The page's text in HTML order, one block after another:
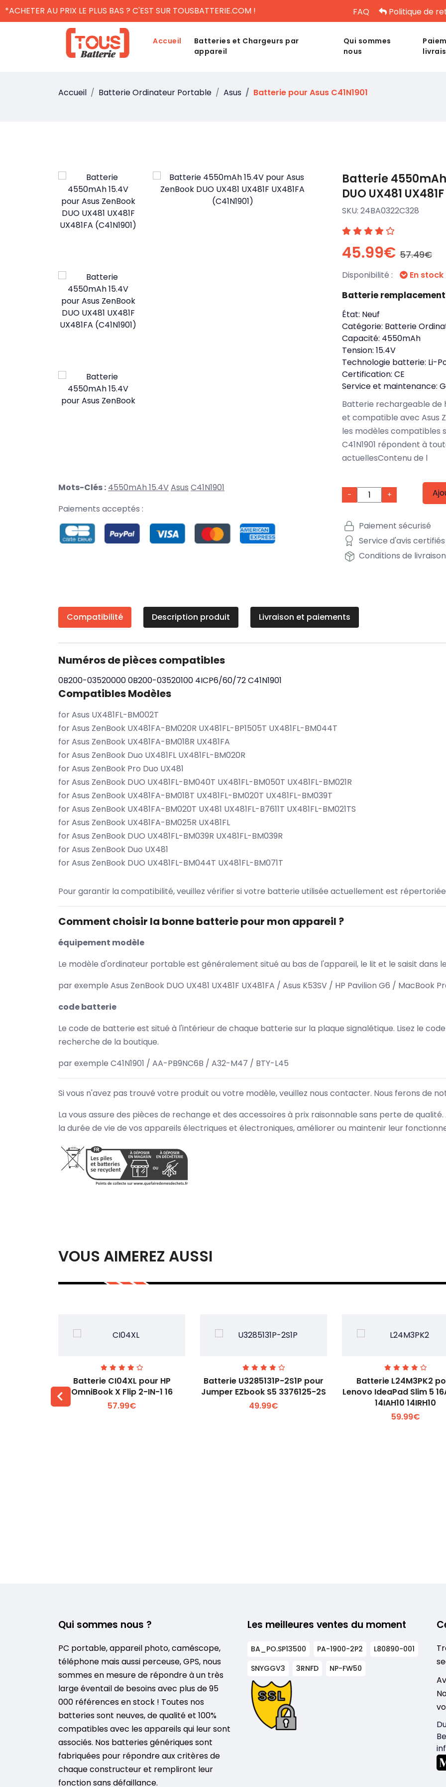
*ACHETER AU PRIX LE PLUS BAS ? C'EST SUR TOUSBATTERIE.COM ! FAQ Politique de
Accueil
Batteries et Chargeurs par
appareil
Qui sommes
nous
Accueil Batterie Ordinateur Portable Asus Batterie pour Asus C41N1901
Mots-Clés : 4550mAh 15.4VAsus C41N1901
Paiements acceptés :
Batterie 4550mAh
DUO UX481
SKU: 24BA0322C328
45.99€ 57.49€
Disponibilité : En stock
Batterie remplacement
État: Neuf
Catégorie: Batterie
Capacité: 4550mAh
Tension: 15.4V
Technologie batterie: Li-
Certification: CE
Service et maintenance:
Batterie rechargeable de
et compatible avec Asus
les modèles compatibles
C41N1901 répondent à
actuellesContenu de l
- +
Paiement sécurisé
Service d'avis certifiés
Conditions de
Compatibilité Description produit Livraison et paiements
Numéros de pièces compatibles
0B200-035200000B200-03520100 4ICP6/60/72C41N1901
Compatibles Modèles
for Asus UX481FL-BM002T
for Asus ZenBook UX481FA-BM020R UX481FL-BP1505T UX481FL-BM044T
for Asus ZenBook UX481FA-BM018R UX481FA
for Asus ZenBook Duo UX481FL UX481FL-BM020R
for Asus ZenBook Pro Duo UX481
for Asus ZenBook DUO UX481FL-BM040T UX481FL-BM050T UX481FL-BM021R
for Asus ZenBook UX481FA-BM018T UX481FL-BM020T UX481FL-BM039T
for Asus ZenBook UX481FA-BM020T UX481 UX481FL-B7611T UX481FL-BM021TS
for Asus ZenBook UX481FA-BM025R UX481FL
for Asus ZenBook DUO UX481FL-BM039R UX481FL-BM039R
for Asus ZenBook Duo UX481
for Asus ZenBook DUO UX481FL-BM044T UX481FL-BM071T
Pour garantir la compatibilité, veuillez vérifier si votre batterie utilisée actuellement est
Comment choisir la bonne batterie pour mon appareil ?
équipement modèle
Le modèle d'ordinateur portable est généralement situé au bas de l'appareil, le lit et le saisit dans
par exemple Asus ZenBook DUO UX481 UX481F UX481FA / Asus K53SV / HP Pavilion G6 / MacBook
code batterie
Le code de batterie est situé à l'intérieur de chaque batterie sur la plaque signalétique. Lisez le
recherche de la boutique.
par exemple C41N1901 / AA-PB9NC6B / A32-M47 / BTY-L45
Si vous n'avez pas trouvé votre produit ou votre modèle, veuillez nous contacter. Nous ferons de
La vous assure des pièces de rechange et des accessoires à prix raisonnable sans perte de
la durée de vie de vos appareils électriques et électroniques, améliorer ou maintenir leur
VOUS AIMEREZ AUSSI
Voir plus +
Batterie CI04XL pour HP
OmniBook X Flip 2-IN-1 16
57.99€
Voir plus +
Batterie U3285131P-2S1P pour
Jumper EZbook S5 3376125-2S
49.99€
Voir plus +
Batterie L24M3PK2
Lenovo IdeaPad Slim 5
14IAH10 14IRH10
59.99€
Qui sommes nous ?
PC portable, appareil photo, caméscope,
téléphone mais aussi perceuse, GPS, nous
sommes en mesure de répondre à un très
large éventail de besoins avec plus de 95
000 références en stock ! Toutes nos
batteries sont neuves, de qualité et 100%
compatibles avec les appareils qui leur sont
associés. Nos batteries génériques sont
fabriquées pour répondre aux critères de
chaque constructeur et rempliront leur
fonction sans défaillance.
Les meilleures ventes du moment
BA_PO.SP13500 PA-1900-2P2
L80890-001
SNYGGV3
3RNFD NP-FW50